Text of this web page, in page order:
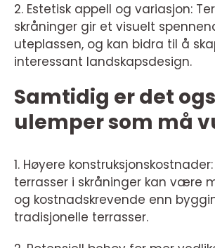
2. Estetisk appell og variasjon:
skråninger gir et visuelt
uteplassen, og kan bidra til å
interessant landskapsdesign.
Samtidig er det
ulemper som må
1. Høyere
terrasser i skråninger kan være
og kostnadskrevende enn
tradisjonelle terrasser.